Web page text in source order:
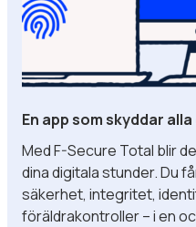
En app som skyddar
Med F-Secure Total blir
dina digitala stunder. Du
säkerhet, integritet,
föräldrakontroller – i en